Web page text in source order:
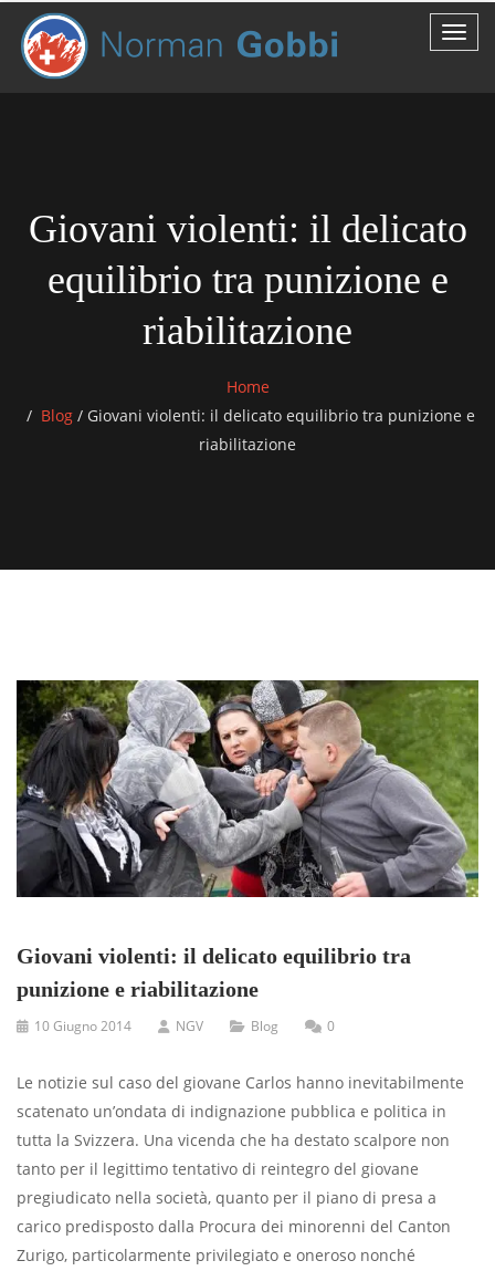
Giovani violenti: il delicato
equilibrio tra punizione e
riabilitazione
Home
Blog /Giovani violenti: il delicato equilibrio tra punizione e
riabilitazione
Giovani violenti: il delicato equilibrio tra
punizione e riabilitazione
10 Giugno 2014 NGV Blog 0
Le notizie sul caso del giovane Carlos hanno inevitabilmente
scatenato un’ondata di indignazione pubblica e politica in
tutta la Svizzera. Una vicenda che ha destato scalpore non
tanto per il legittimo tentativo di reintegro del giovane
pregiudicato nella società, quanto per il piano di presa a
carico predisposto dalla Procura dei minorenni del Canton
Zurigo, particolarmente privilegiato e oneroso nonché